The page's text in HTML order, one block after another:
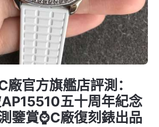
廠官方旗艦店評測：
五十周年紀念
鑒賞⌚C廠復刻錶出品